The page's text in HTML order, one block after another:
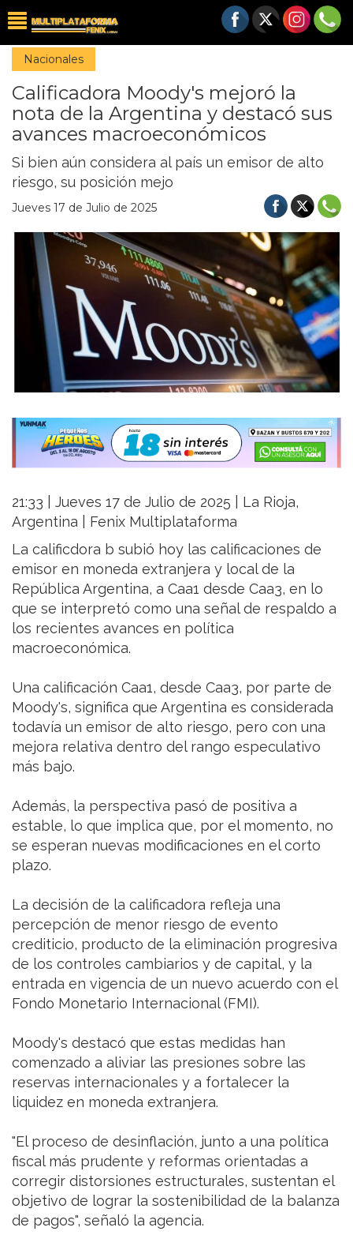
Nacionales
Calificadora Moody's mejoró la
nota de la Argentina y destacó sus
avances macroeconómicos
Si bien aún considera al país un emisor de alto
riesgo, su posición mejo
Jueves 17 de Julio de 2025
21:33 | Jueves 17 de Julio de 2025 | La Rioja,
Argentina | Fenix Multiplataforma
La calificdora b subió hoy las calificaciones de
emisor en moneda extranjera y local de la
República Argentina, a Caa1 desde Caa3, en lo
que se interpretó como una señal de respaldo a
los recientes avances en política
macroeconómica.
Una calificación Caa1, desde Caa3, por parte de
Moody's, significa que Argentina es considerada
todavía un emisor de alto riesgo, pero con una
mejora relativa dentro del rango especulativo
más bajo.
Además, la perspectiva pasó de positiva a
estable, lo que implica que, por el momento, no
se esperan nuevas modificaciones en el corto
plazo.
La decisión de la calificadora refleja una
percepción de menor riesgo de evento
crediticio, producto de la eliminación progresiva
de los controles cambiarios y de capital, y la
entrada en vigencia de un nuevo acuerdo con el
Fondo Monetario Internacional (FMI).
Moody's destacó que estas medidas han
comenzado a aliviar las presiones sobre las
reservas internacionales y a fortalecer la
liquidez en moneda extranjera.
"El proceso de desinflación, junto a una política
fiscal más prudente y reformas orientadas a
corregir distorsiones estructurales, sustentan el
objetivo de lograr la sostenibilidad de la balanza
de pagos", señaló la agencia.